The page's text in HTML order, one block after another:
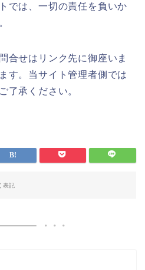
では、一切の責任を負いか
合せはリンク先に御座いま
す。当サイト管理者側では
了承ください。
表記